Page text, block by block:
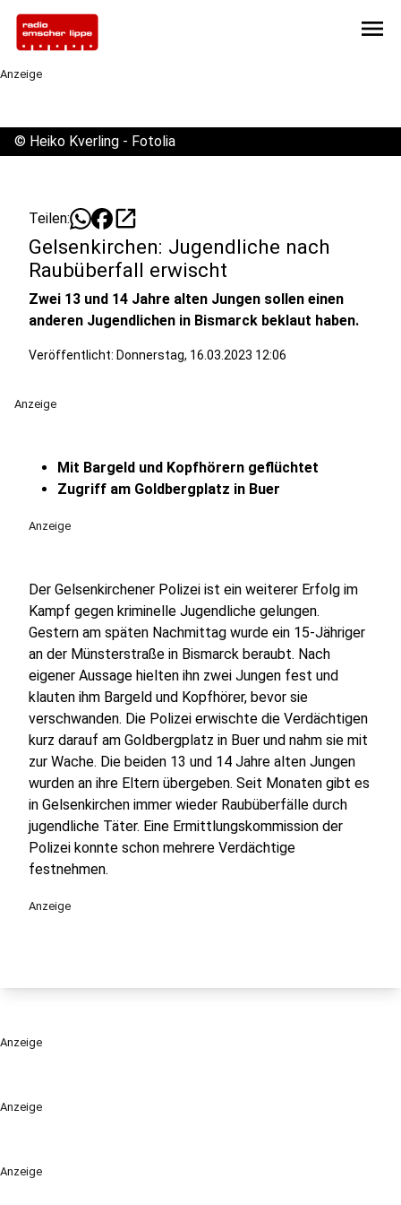
menu
Anzeige
Anzeige
Anzeige
© Heiko Kverling - Fotolia
Teilen: open_in_new
Gelsenkirchen: Jugendliche nach
Raubüberfall erwischt
Zwei 13 und 14 Jahre alten Jungen sollen einen
anderen Jugendlichen in Bismarck beklaut haben.
Veröffentlicht: Donnerstag, 16.03.2023 12:06
Anzeige
Mit Bargeld und Kopfhörern geflüchtet
Zugriff am Goldbergplatz in Buer
Anzeige
Der Gelsenkirchener Polizei ist ein weiterer Erfolg im
Kampf gegen kriminelle Jugendliche gelungen.
Gestern am späten Nachmittag wurde ein 15-Jähriger
an der Münsterstraße in Bismarck beraubt. Nach
eigener Aussage hielten ihn zwei Jungen fest und
klauten ihm Bargeld und Kopfhörer, bevor sie
verschwanden. Die Polizei erwischte die Verdächtigen
kurz darauf am Goldbergplatz in Buer und nahm sie mit
zur Wache. Die beiden 13 und 14 Jahre alten Jungen
wurden an ihre Eltern übergeben. Seit Monaten gibt es
in Gelsenkirchen immer wieder Raubüberfälle durch
jugendliche Täter. Eine Ermittlungskommission der
Polizei konnte schon mehrere Verdächtige
festnehmen.
Anzeige
Anzeige